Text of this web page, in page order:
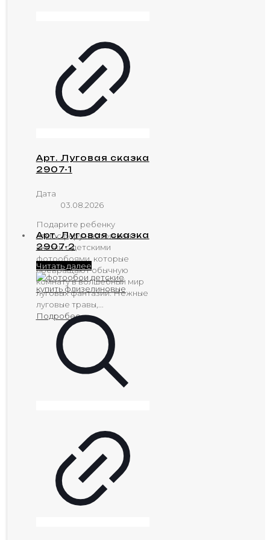
Арт. Луговая сказка
2907-1
Дата
03.08.2026
Подарите ребенку
атмосферу настоящей
сказки с детскими
фотообоями, которые
превращают обычную
комнату в волшебный мир
луговых фантазий. Нежные
луговые травы,...
Подробее
Арт. Луговая сказка
2907-2
Читать далее